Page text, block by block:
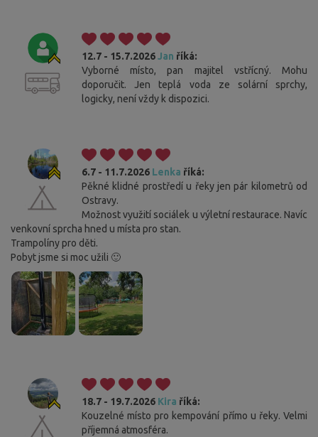
12.7 - 15.7.2026Jan říká:
Vyborné místo, pan majitel vstřícný. Mohu
doporučit. Jen teplá voda ze solární sprchy,
logicky, není vždy k dispozici.
6.7 - 11.7.2026 Lenka říká:
Pěkné klidné prostředí u řeky jen pár kilometrů od
Ostravy.
Možnost využití sociálek u výletní restaurace. Navíc
venkovní sprcha hned u místa pro stan.
Trampolíny pro děti.
Pobyt jsme si moc užili 🙂
18.7 - 19.7.2026 Kira říká:
Kouzelné místo pro kempování přímo u řeky. Velmi
příjemná atmosféra.